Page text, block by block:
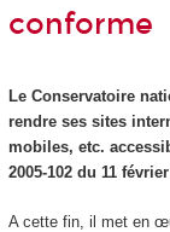
conforme
Le Conservatoire
rendre ses sites
mobiles, etc.
2005-102 du 11
A cette fin, il met en